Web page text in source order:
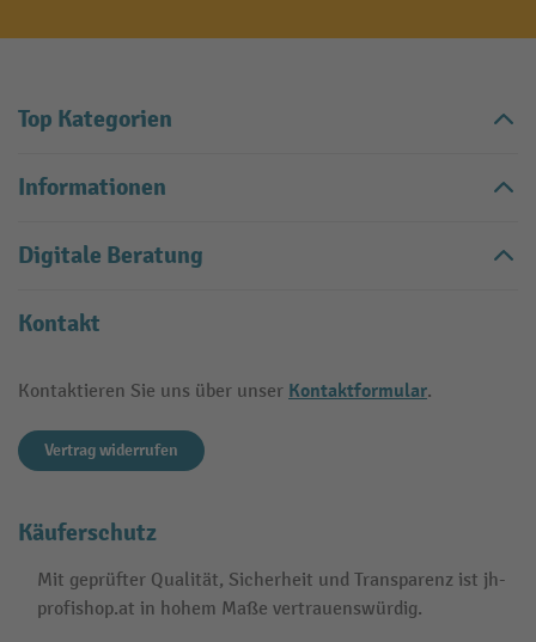
Top Kategorien
Informationen
Digitale Beratung
Kontakt
Kontaktieren Sie uns über unser Kontaktformular.
Vertrag widerrufen
Käuferschutz
Mit geprüfter Qualität, Sicherheit und Transparenz ist jh-
profishop.at in hohem Maße vertrauenswürdig.